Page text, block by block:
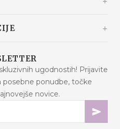
ugodnostih! Prijavite
posebne ponudbe, točke
novice.